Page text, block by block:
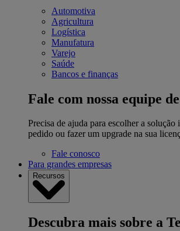
Automotiva
Agricultura
Logística
Manufatura
Varejo
Saúde
Bancos e finanças
Fale com nossa equipe
Precisa de ajuda para escolher a solução
pedido ou fazer um upgrade na sua
Fale conosco
Para grandes empresas
Recursos
Descubra mais sobre a